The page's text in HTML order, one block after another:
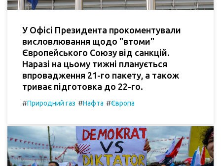
У Офісі Президента прокоментували
висловлювання щодо "втоми"
Європейського Союзу від санкцій.
Наразі на цьому тижні планується
впровадження 21-го пакету, а також
триває підготовка до 22-го.
#Природний газ #Нафта #Європа